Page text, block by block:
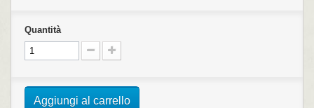
Quantità
Aggiungi al carrello